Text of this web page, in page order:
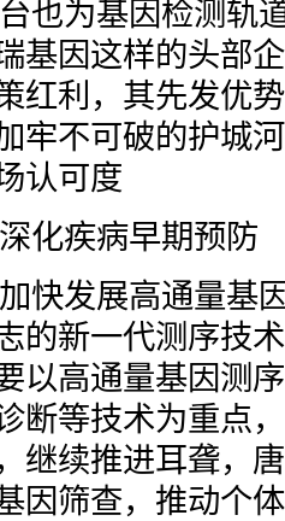
台也为基因检测轨
基因这样的头部
红利，其先发优
牢不可破的护城
认可度
化疾病早期预防
快发展高通量基
的新一代测序技
以高通量基因测
断等技术为重点
继续推进耳聋，
因筛查，推动个